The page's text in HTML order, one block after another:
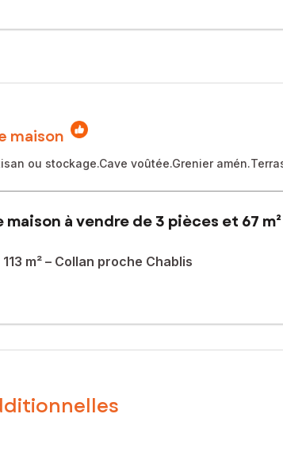
maison
ou stockage.Cave voûtée.Grenier
à vendre de 3 pièces et 67 m²
m² – Collan proche Chablis
ou amateurs de grands espaces de stockage, cette
(89700), à proximité de Chablis et de son